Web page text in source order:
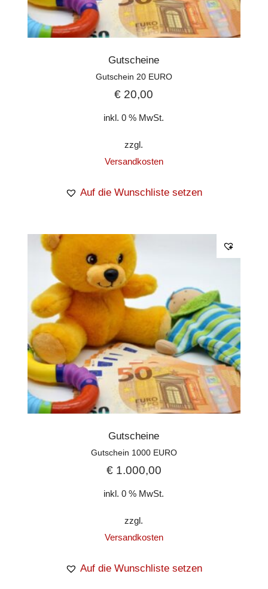
Gutscheine
Gutschein 20 EURO
€ 20,00
inkl. 0 % MwSt.
zzgl.
Versandkosten
Auf die Wunschliste setzen
Gutscheine
Gutschein 1000 EURO
€1.000,00
inkl. 0 % MwSt.
zzgl.
Versandkosten
Auf die Wunschliste setzen